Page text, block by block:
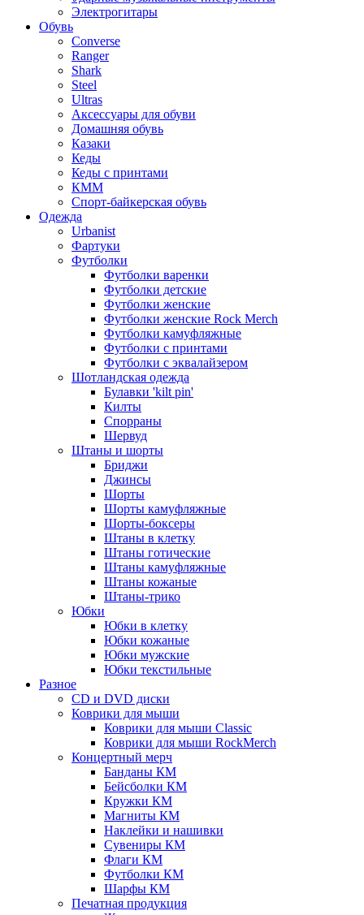
Электрогитары
Обувь
Converse
Ranger
Shark
Steel
Ultras
Аксессуары для обуви
Домашняя обувь
Казаки
Кеды
Кеды с принтами
КММ
Спорт-байкерская обувь
Одежда
Urbanist
Фартуки
Футболки
Футболки варенки
Футболки детские
Футболки женские
Футболки женские Rock Merch
Футболки камуфляжные
Футболки с принтами
Футболки с эквалайзером
Шотландская одежда
Булавки 'kilt pin'
Килты
Спорраны
Шервуд
Штаны и шорты
Бриджи
Джинсы
Шорты
Шорты камуфляжные
Шорты-боксеры
Штаны в клетку
Штаны готические
Штаны камуфляжные
Штаны кожаные
Штаны-трико
Юбки
Юбки в клетку
Юбки кожаные
Юбки мужские
Юбки текстильные
Разное
CD и DVD диски
Коврики для мыши
Коврики для мыши Classic
Коврики для мыши RockMerch
Концертный мерч
Банданы КМ
Бейсболки КМ
Кружки КМ
Магниты КМ
Наклейки и нашивки
Сувениры КМ
Флаги КМ
Футболки КМ
Шарфы КМ
Печатная продукция